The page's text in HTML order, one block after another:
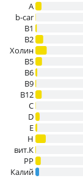
A
b-car
В1
B2
Холин
B5
B6
B9
B12
C
D
E
H
вит.К
PP
Калий